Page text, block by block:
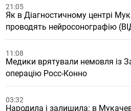
21:05
Як в Діагностичному центрі
проводять нейросонографію
11:08
Медики врятували немовля із
операцію Росс-Конно
03:32
Народила і залишила: в